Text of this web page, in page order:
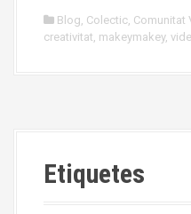
Blog Colectic Comunitat
creativitat makeymakey,
Etiquetes